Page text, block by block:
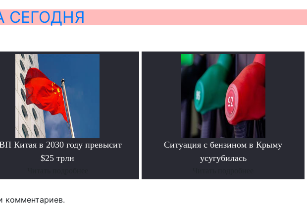
СЕГОДНЯ
Китая в 2030 году превысит
$25 трлн
Ситуация с бензином в Крыму
усугубилась
комментариев.